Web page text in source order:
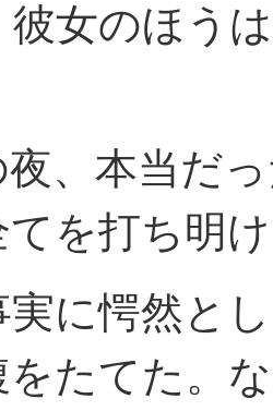
彼女のほう
、本当だ
てを打ち明
に愕然と
をたてた。